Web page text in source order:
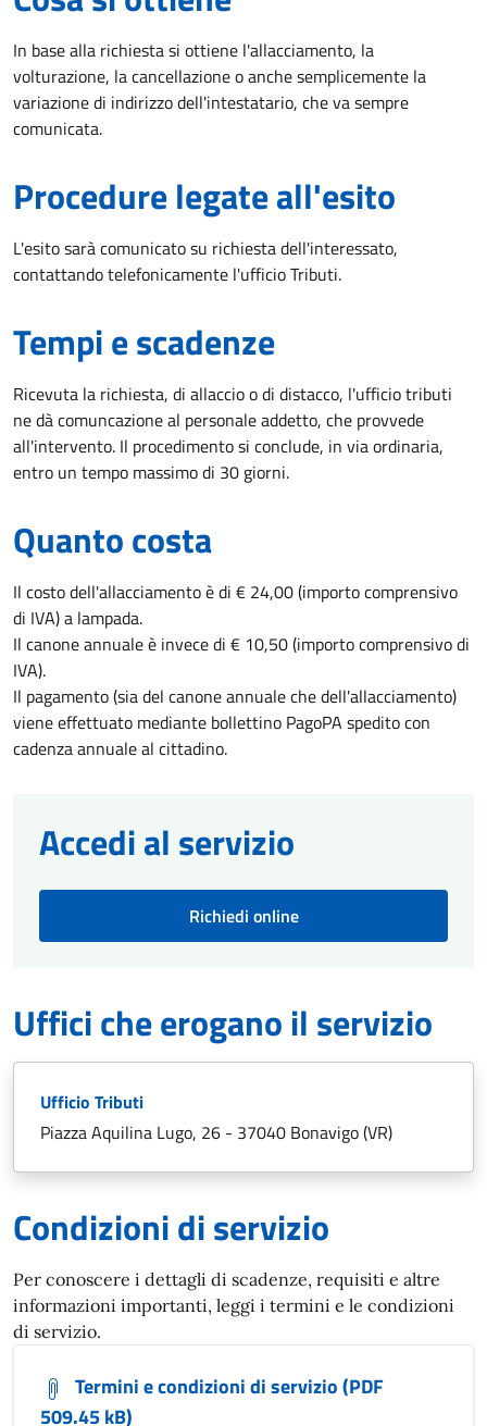
In base alla richiesta si ottiene l'allacciamento, la
volturazione, la cancellazione o anche semplicemente la
variazione di indirizzo dell'intestatario, che va sempre
comunicata.
Procedure legate all'esito
L'esito sarà comunicato su richiesta dell'interessato,
contattando telefonicamente l'ufficio Tributi.
Tempi e scadenze
Ricevuta la richiesta, di allaccio o di distacco, l'ufficio tributi
ne dà comuncazione al personale addetto, che provvede
all'intervento. Il procedimento si conclude, in via ordinaria,
entro un tempo massimo di 30 giorni.
Quanto costa
Il costo dell'allacciamento è di € 24,00 (importo comprensivo
di IVA) a lampada.
Il canone annuale è invece di € 10,50 (importo comprensivo di
IVA).
Il pagamento (sia del canone annuale che dell'allacciamento)
viene effettuato mediante bollettino PagoPA spedito con
cadenza annuale al cittadino.
Accedi al servizio
Richiedi online
Uffici che erogano il servizio
Ufficio Tributi
Piazza Aquilina Lugo, 26 - 37040 Bonavigo (VR)
Condizioni di servizio
Per conoscere i dettagli di scadenze, requisiti e altre
informazioni importanti, leggi i termini e le condizioni
di servizio.
Termini e condizioni di servizio (PDF
509.45 kB)